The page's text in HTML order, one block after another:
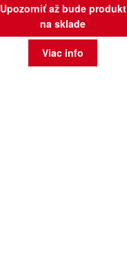
Upozorniť až bude produkt
na sklade
Viac info